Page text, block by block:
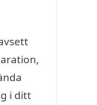
i ditt